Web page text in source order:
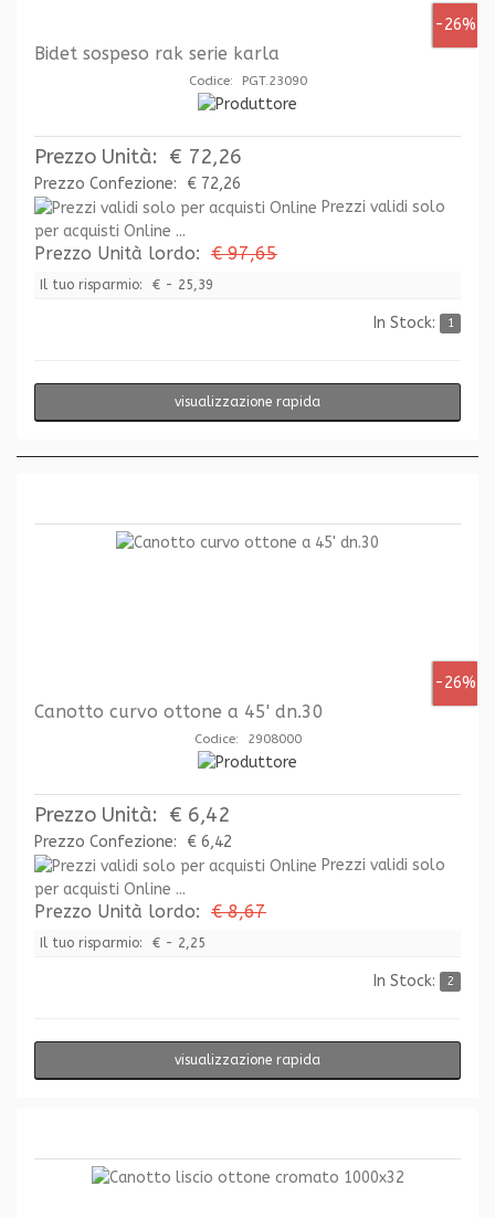
-26%
Bidet sospeso rak serie karla
Codice: PGT.23090
Prezzo Unità: € 72,26
Prezzo Confezione:
€ 72,26
Prezzi validi solo
per acquisti Online ...
Prezzo Unità lordo: € 97,65
Il tuo risparmio: € - 25,39
In Stock: 1
visualizzazione rapida
-26%
Canotto curvo ottone a 45' dn.30
Codice: 2908000
Prezzo Unità: € 6,42
Prezzo Confezione:
€ 6,42
Prezzi validi solo
per acquisti Online ...
Prezzo Unità lordo: € 8,67
Il tuo risparmio: € - 2,25
In Stock: 2
visualizzazione rapida